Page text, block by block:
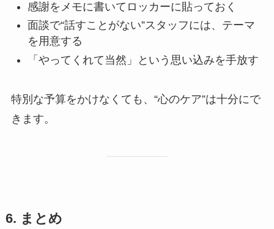
感謝をメモに書いてロッカーに貼っておく
面談で“話すことがない”スタッフには、テーマ
を用意する
「やってくれて当然」という思い込みを手放す
特別な予算をかけなくても、“心のケア”は十分にで
きます。
6. まとめ